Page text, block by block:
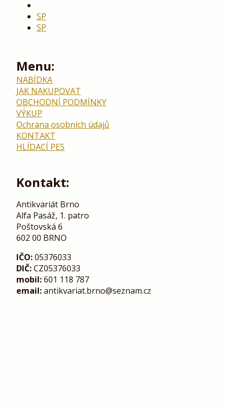
SP
SP
Menu:
NABÍDKA
JAK NAKUPOVAT
OBCHODNÍ PODMÍNKY
VÝKUP
Ochrana osobních údajů
KONTAKT
HLÍDACÍ PES
Kontakt:
Antikvariát Brno
Alfa Pasáž, 1. patro
Poštovská 6
602 00 BRNO
IČO:05376033
DIČ:CZ05376033
mobil:601 118 787
email:antikvariat.brno@seznam.cz